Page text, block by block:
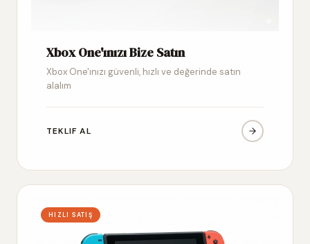
Xbox One'ınızı Bize Satın
Xbox One'ınızı güvenli, hızlı ve değerinde satın
alalım
TEKLIF AL
HIZLI SATIŞ